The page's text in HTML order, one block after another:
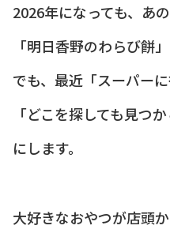
2026年になっても、あ
「明日香野のわらび餅
でも、最近「スーパー
「どこを探しても見つ
にします。
大好きなおやつが店頭